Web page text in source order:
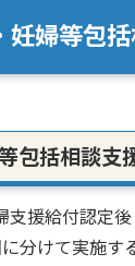
妊婦等包
包括相談支
援給付認定
分けて実施